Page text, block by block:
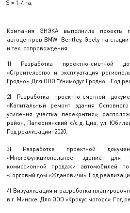
S = 1-4 га.
Компания ЭНЭКА выполнила проекты
автоцентров BMW, Bentley, Geely на
и тех. сопровождения.
1) Разработка проектно-сметной
«Строительство и эксплуатация
Гродно». Для ООО "Унимодус Гродно". Год
2) Разработка проектно-сметной
«Капитальный ремонт здания
усиления участка перекрытия»,
район, Папернянский с/с д. Цна, ул.
Год реализации: 2020.
3) Разработка проектной
«Многофункциональное здание
комиссионной продажи автомобилей
«Торговый дом «Ждановичи». Год
4) Визуализация и разработка
в г. Минске. Для ООО «Крокус моторс». Год